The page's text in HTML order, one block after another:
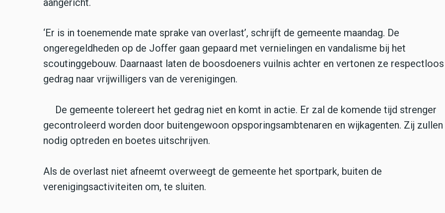
aangericht.
‘Er is in toenemende mate sprake van overlast’, schrijft de gemeente maandag. De
ongeregeldheden op de Joffer gaan gepaard met vernielingen en vandalisme bij het
scoutinggebouw. Daarnaast laten de boosdoeners vuilnis achter en vertonen ze respectloos
gedrag naar vrijwilligers van de verenigingen.
De gemeente tolereert het gedrag niet en komt in actie. Er zal de komende tijd strenger
gecontroleerd worden door buitengewoon opsporingsambtenaren en wijkagenten. Zij zullen
nodig optreden en boetes uitschrijven.
Als de overlast niet afneemt overweegt de gemeente het sportpark, buiten de
verenigingsactiviteiten om, te sluiten.